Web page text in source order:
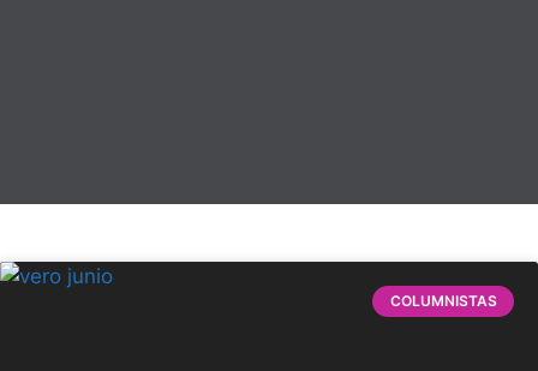
COLUMNISTAS